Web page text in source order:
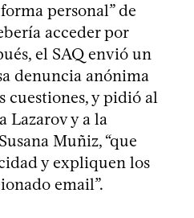
personal” de
acceder por
el SAQ envió un
denuncia anónima
cuestiones, y pidió al
Lazarov y a la
Muñiz, “que
y expliquen los
email”.